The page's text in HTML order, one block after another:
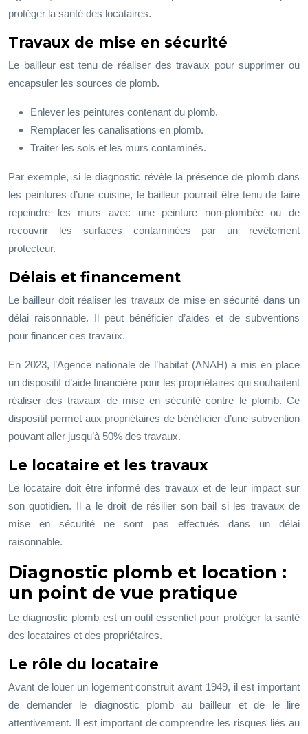
protéger la santé des locataires.
Travaux de mise en sécurité
Le bailleur est tenu de réaliser des travaux pour supprimer ou
encapsuler les sources de plomb.
Enlever les peintures contenant du plomb.
Remplacer les canalisations en plomb.
Traiter les sols et les murs contaminés.
Par exemple, si le diagnostic révèle la présence de plomb dans
les peintures d’une cuisine, le bailleur pourrait être tenu de faire
repeindre les murs avec une peinture non-plombée ou de
recouvrir les surfaces contaminées par un revêtement
protecteur.
Délais et financement
Le bailleur doit réaliser les travaux de mise en sécurité dans un
délai raisonnable. Il peut bénéficier d’aides et de subventions
pour financer ces travaux.
En 2023, l’Agence nationale de l’habitat (ANAH) a mis en place
un dispositif d’aide financière pour les propriétaires qui souhaitent
réaliser des travaux de mise en sécurité contre le plomb. Ce
dispositif permet aux propriétaires de bénéficier d’une subvention
pouvant aller jusqu’à 50% des travaux.
Le locataire et les travaux
Le locataire doit être informé des travaux et de leur impact sur
son quotidien. Il a le droit de résilier son bail si les travaux de
mise en sécurité ne sont pas effectués dans un délai
raisonnable.
Diagnostic plomb et location :
un point de vue pratique
Le diagnostic plomb est un outil essentiel pour protéger la santé
des locataires et des propriétaires.
Le rôle du locataire
Avant de louer un logement construit avant 1949, il est important
de demander le diagnostic plomb au bailleur et de le lire
attentivement. Il est important de comprendre les risques liés au